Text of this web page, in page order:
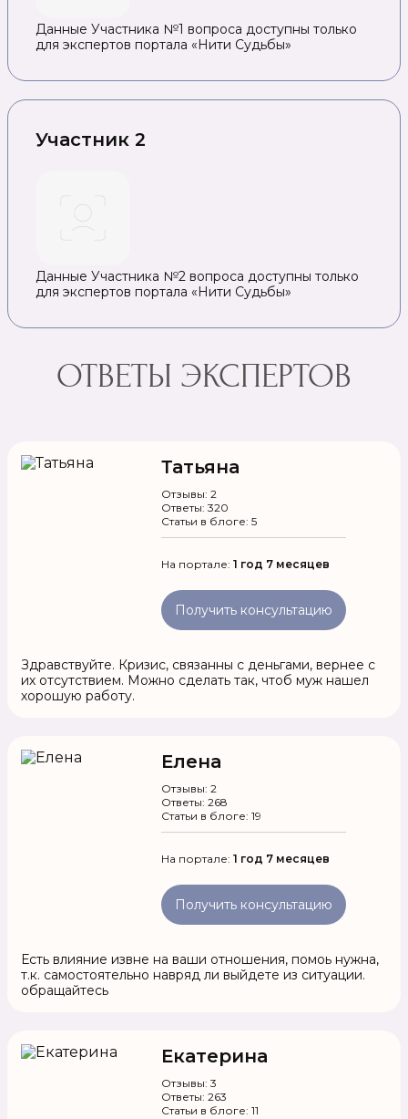
Данные Участника №1 вопроса доступны только
для экспертов портала «Нити Судьбы»
Участник 2
Данные Участника №2 вопроса доступны только
для экспертов портала «Нити Судьбы»
ОТВЕТЫ ЭКСПЕРТОВ
Татьяна
Отзывы: 2
Ответы: 320
Статьи в блоге: 5
На портале: 1 год 7 месяцев
Получить консультацию
Здравствуйте. Кризис, связанны с деньгами, вернее с
их отсутствием. Можно сделать так, чтоб муж нашел
хорошую работу.
Елена
Отзывы: 2
Ответы: 268
Статьи в блоге: 19
На портале: 1 год 7 месяцев
Получить консультацию
Есть влияние извне на ваши отношения, помоь нужна,
т.к. самостоятельно навряд ли выйдете из ситуации.
обращайтесь
Екатерина
Отзывы: 3
Ответы: 263
Статьи в блоге: 11